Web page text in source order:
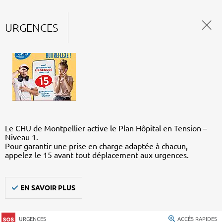
URGENCES
Le CHU de Montpellier active le Plan Hôpital en Tension –
Niveau 1.
Pour garantir une prise en charge adaptée à chacun,
appelez le 15 avant tout déplacement aux urgences.
EN SAVOIR PLUS
URGENCES ACCÈS RAPIDES